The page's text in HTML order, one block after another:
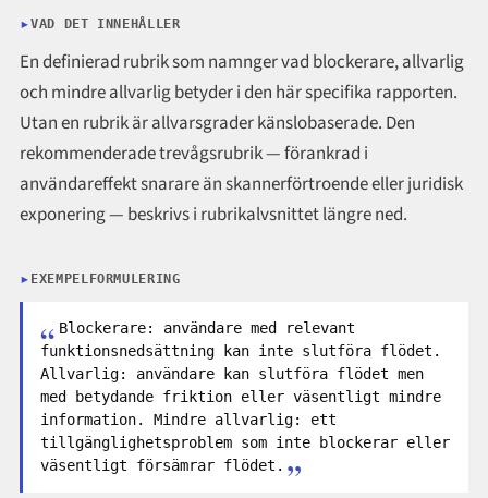
VAD DET INNEHÅLLER
En definierad rubrik som namnger vad blockerare, allvarlig
och mindre allvarlig betyder i den här specifika rapporten.
Utan en rubrik är allvarsgrader känslobaserade. Den
rekommenderade trevågsrubrik — förankrad i
användareffekt snarare än skannerförtroende eller juridisk
exponering — beskrivs i rubrikalvsnittet längre ned.
EXEMPELFORMULERING
Blockerare: användare med relevant
funktionsnedsättning kan inte slutföra flödet.
Allvarlig: användare kan slutföra flödet men
med betydande friktion eller väsentligt mindre
information. Mindre allvarlig: ett
tillgänglighetsproblem som inte blockerar eller
väsentligt försämrar flödet.